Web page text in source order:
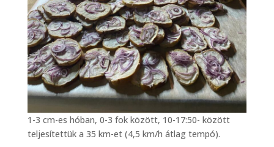
1-3 cm-es hóban, 0-3 fok között, 10-17:50- között
teljesítettük a 35 km-et (4,5 km/h átlag tempó).